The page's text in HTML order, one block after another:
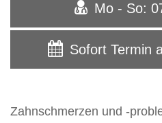
Mo - So:
Sofort Termin
Zahnschmerzen und -